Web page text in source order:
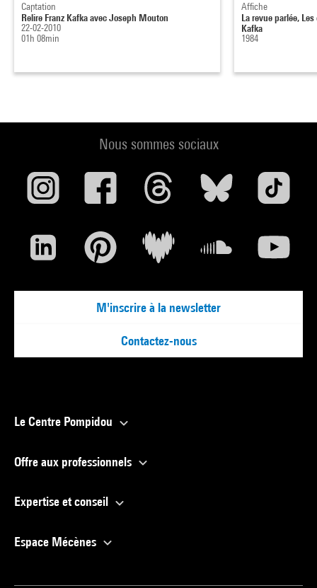
Captation
Relire Franz Kafka avec Joseph Mouton
22-02-2010
01h 08min
Affiche
La revue parlée,
Kafka
1984
Nous sommes sociaux
M'inscrire à la newsletter
Contactez-nous
Le Centre Pompidou
Offre aux professionnels
Expertise et conseil
Espace Mécènes